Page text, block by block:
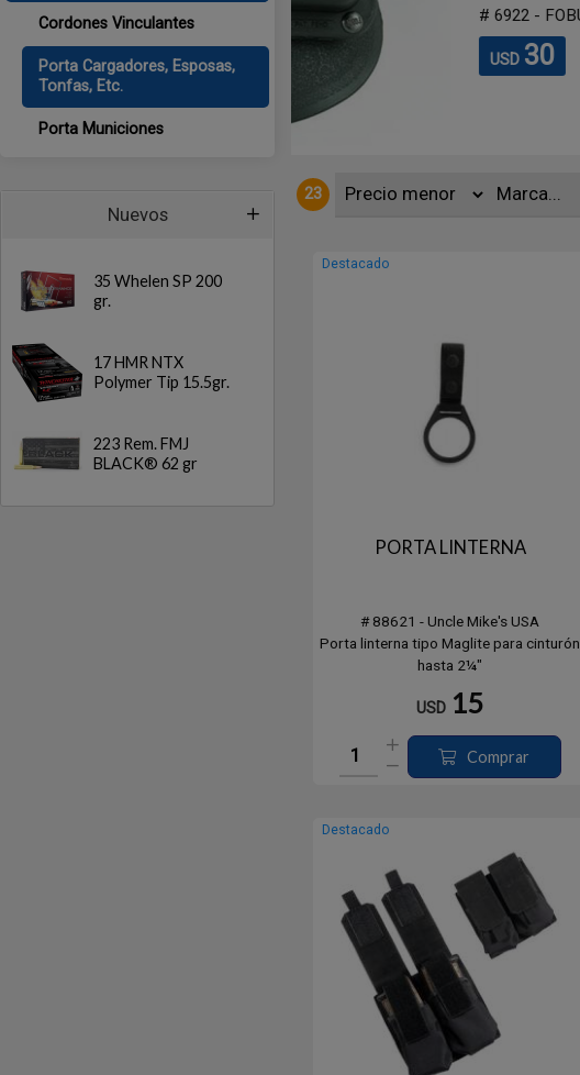
Cordones Vinculantes
Porta Cargadores, Esposas,
Tonfas, Etc.
Porta Municiones
Nuevos
35 Whelen SP 200
gr.
17 HMR NTX
Polymer Tip 15.5gr.
223 Rem. FMJ
BLACK® 62 gr
Para Cal. 22 y .380.
23
Destacado
PORTA LINTERNA
# 88621 - Uncle Mike's USA
Porta linterna tipo Maglite para cinturón
hasta 2¼"
USD 15
Comprar
Destacado